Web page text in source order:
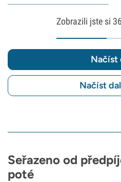
Zobrazili jste si 36
Načíst
Načíst
Seřazeno od
poté